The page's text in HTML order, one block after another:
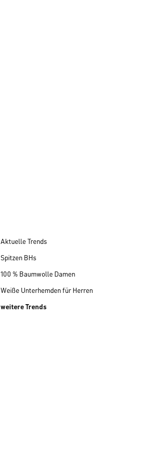
Aktuelle Trends
Spitzen BHs
100 % Baumwolle Damen
Weiße Unterhemden für Herren
weitere Trends